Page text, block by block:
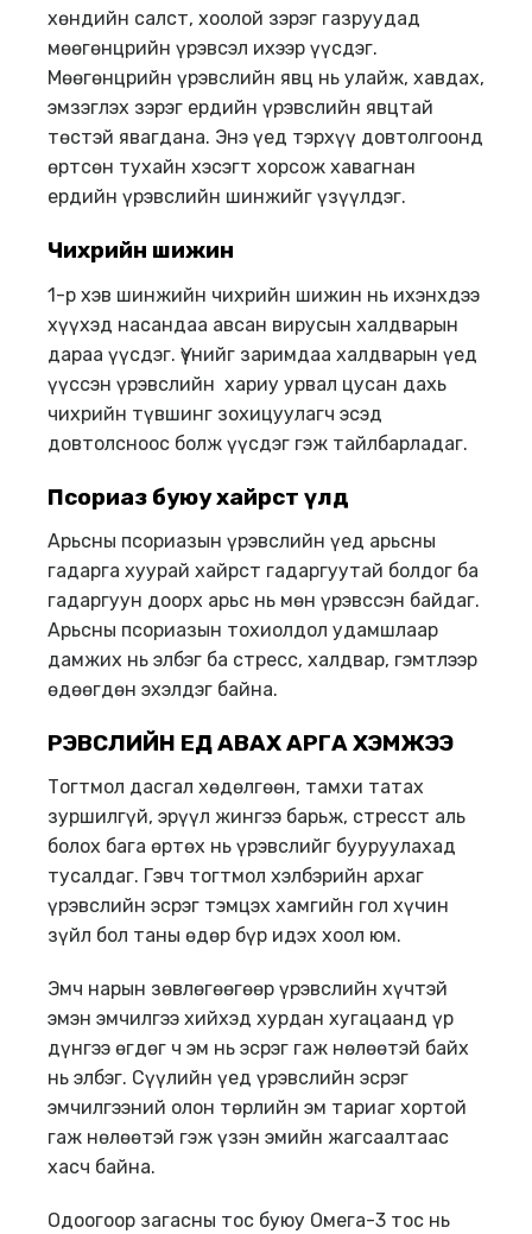
хөндийн салст, хоолой зэрэг газруудад
мөөгөнцрийн үрэвсэл ихээр үүсдэг.
Мөөгөнцрийн үрэвслийн явц нь улайж, хавдах,
эмзэглэх зэрэг ердийн үрэвслийн явцтай
төстэй явагдана. Энэ үед тэрхүү довтолгоонд
өртсөн тухайн хэсэгт хорсож хавагнан
ердийн үрэвслийн шинжийг үзүүлдэг.
Чихрийн шижин
1-р хэв шинжийн чихрийн шижин нь ихэнхдээ
хүүхэд насандаа авсан вирусын халдварын
дараа үүсдэг. Үүнийг заримдаа халдварын үед
үүссэн үрэвслийн хариу урвал цусан дахь
чихрийн түвшинг зохицуулагч эсэд
довтолсноос болж үүсдэг гэж тайлбарладаг.
Псориаз буюу хайрст үлд
Арьсны псориазын үрэвслийн үед арьсны
гадарга хуурай хайрст гадаргуутай болдог ба
гадаргуун доорх арьс нь мөн үрэвссэн байдаг.
Арьсны псориазын тохиолдол удамшлаар
дамжих нь элбэг ба стресс, халдвар, гэмтлээр
өдөөгдөн эхэлдэг байна.
ҮРЭВСЛИЙН ҮЕД АВАХ АРГА ХЭМЖЭЭ
Тогтмол дасгал хөдөлгөөн, тамхи татах
зуршилгүй, эрүүл жингээ барьж, стресст аль
болох бага өртөх нь үрэвслийг бууруулахад
тусалдаг. Гэвч тогтмол хэлбэрийн архаг
үрэвслийн эсрэг тэмцэх хамгийн гол хүчин
зүйл бол таны өдөр бүр идэх хоол юм.
Эмч нарын зөвлөгөөгөөр үрэвслийн хүчтэй
эмэн эмчилгээ хийхэд хурдан хугацаанд үр
дүнгээ өгдөг ч эм нь эсрэг гаж нөлөөтэй байх
нь элбэг. Сүүлийн үед үрэвслийн эсрэг
эмчилгээний олон төрлийн эм тариаг хортой
гаж нөлөөтэй гэж үзэн эмийн жагсаалтаас
хасч байна.
Одоогоор загасны тос буюу Омега-3 тос нь